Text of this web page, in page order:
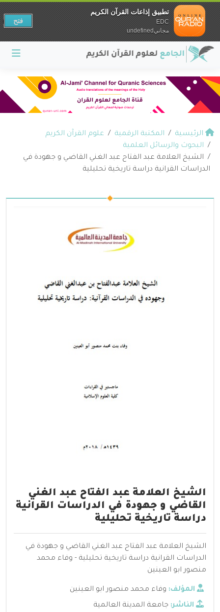
الرئيسية المكتبة الرقمية
علوم القرآن الكريم
البحوث والرسائل العلمية
الشيخ العلامة عبد الفتاح عبد الغني القاضي و جهودة في
الدراسات القرانية دراسة تاريخية تحليلية
الشيخ العلامة عبد الفتاح عبد الغني
القاضي و جهودة في الدراسات القرانية
دراسة تاريخية تحليلية
الشيخ العلامة عبد الفتاح عبد الغني القاضي و جهودة في
الدراسات القرانية دراسة تاريخية تحليلية - وفاء محمد
منصور ابو العينين
المؤلف: وفاء محمد منصور ابو العينين
الناشر: جامعة المدينة العالمية
تطبيق إذاعات القرآن الكريم
EDC
مجانيundefined
فتح